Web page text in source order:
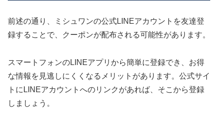
前述の通り、ミシュワンの公式LINEアカウントを友達登
録することで、クーポンが配布される可能性があります。
スマートフォンのLINEアプリから簡単に登録でき、お得
な情報を見逃しにくくなるメリットがあります。公式サイ
トにLINEアカウントへのリンクがあれば、そこから登録
しましょう。